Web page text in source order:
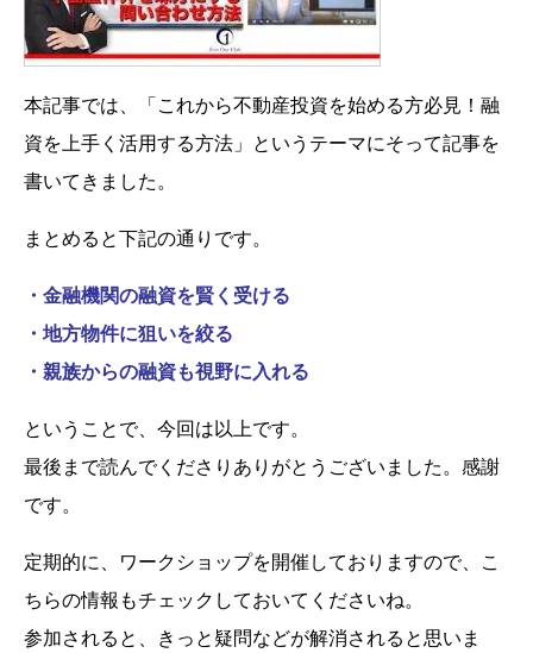
本記事では、「これから不動産投資を始める方必見！融
資を上手く活用する方法」というテーマにそって記事を
書いてきました。
まとめると下記の通りです。
・金融機関の融資を賢く受ける
・地方物件に狙いを絞る
・親族からの融資も視野に入れる
ということで、今回は以上です。
最後まで読んでくださりありがとうございました。感謝
です。
定期的に、ワークショップを開催しておりますので、こ
ちらの情報もチェックしておいてくださいね。
参加されると、きっと疑問などが解消されると思いま